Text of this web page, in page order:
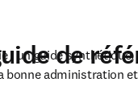
de
: un guide synthétique,
bonne administration